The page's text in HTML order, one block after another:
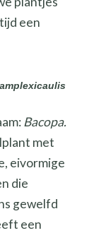
een
Bacopa.
met
eivormige
die
gewelfd
een